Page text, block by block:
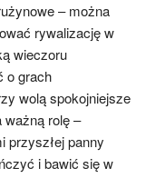
– można
rywalizację w
wieczoru
o grach
wolą spokojniejsze
rolę –
przyszłej panny
i bawić się w